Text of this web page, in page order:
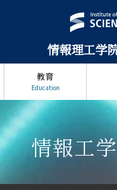
情報理工学
教育
Education
情報工